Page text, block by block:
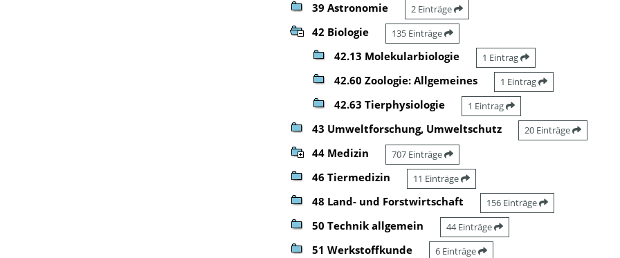
39 Astronomie 2 Einträge
42 Biologie 135 Einträge
42.13 Molekularbiologie 1 Eintrag
42.60 Zoologie: Allgemeines 1 Eintrag
42.63 Tierphysiologie 1 Eintrag
43 Umweltforschung, Umweltschutz 20 Einträge
44 Medizin 707 Einträge
46 Tiermedizin 11 Einträge
48 Land- und Forstwirtschaft 156 Einträge
50 Technik allgemein 44 Einträge
51 Werkstoffkunde 6 Einträge